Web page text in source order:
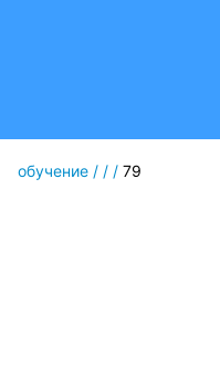
обучение / / / 79